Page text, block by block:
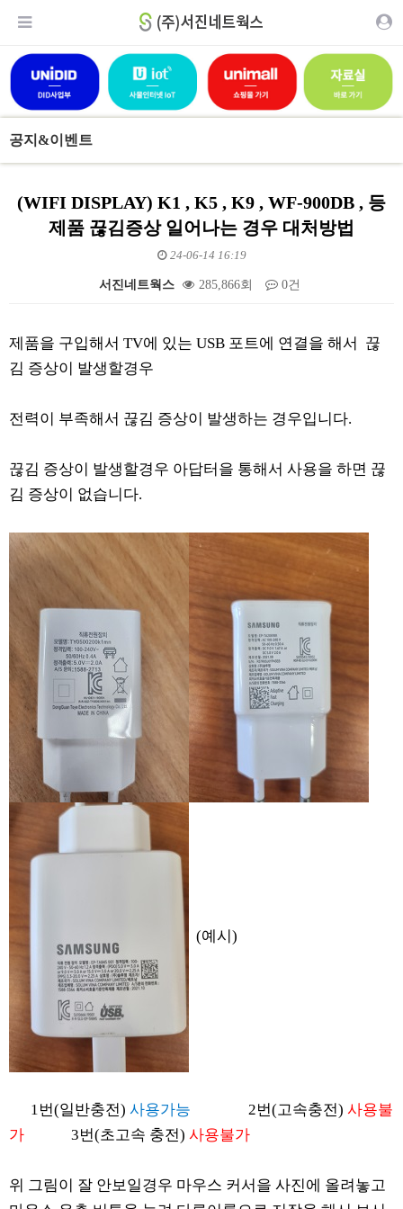
공지&이벤트
(WIFI DISPLAY) K1 , K5 , K9 , WF-900DB , 등
제품 끊김증상 일어나는 경우 대처방법
24-06-14 16:19
서진네트웍스 285,866회 0건
제품을 구입해서 TV에 있는 USB 포트에 연결을 해서 끊
김 증상이 발생할경우
전력이 부족해서 끊김 증상이 발생하는 경우입니다.
끊김 증상이 발생할경우 아답터을 통해서 사용을 하면 끊
김 증상이 없습니다.
(예시)
1번(일반충전) 사용가능 2번(고속충전) 사용불
가 3번(초고속 충전) 사용불가
위 그림이 잘 안보일경우 마우스 커서을 사진에 올려놓고